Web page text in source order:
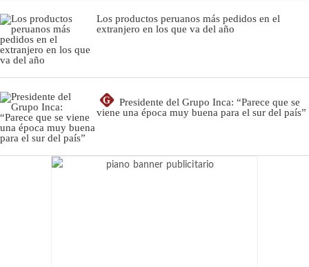
Los productos peruanos más pedidos en el
extranjero en los que va del año
G
Presidente del Grupo Inca: “Parece que se
viene una época muy buena para el sur del país”